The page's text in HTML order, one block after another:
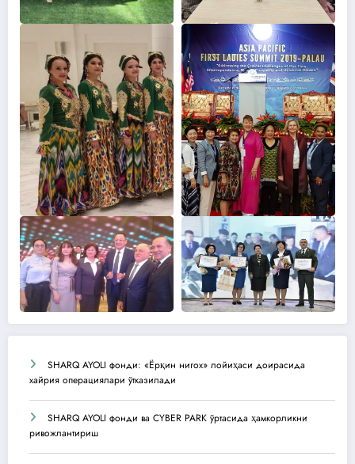
SHARQ AYOLI фонди: «Ёрқин нигох» лойиҳаси доирасида
хайрия операциялари ўтказилади
SHARQ AYOLI фонди ва CYBER PARK ўртасида ҳамкорликни
ривожлантириш